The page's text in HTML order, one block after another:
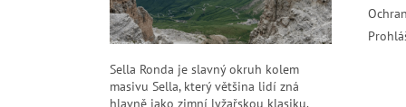
Sella Ronda je slavný okruh kolem
masivu Sella, který většina lidí zná
hlavně jako zimní lyžařskou klasiku.